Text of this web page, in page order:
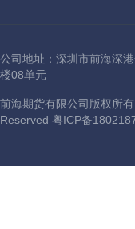
公司地址：深圳市前海深
楼08单元
前海期货有限公司版权所
Reserved 粤ICP备